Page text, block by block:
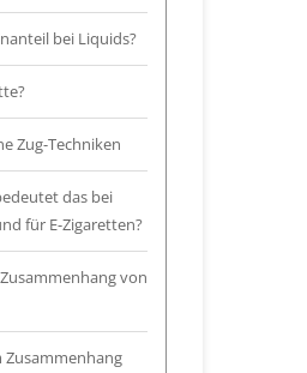
bei Liquids?
Zug-Techniken
das bei
für E-Zigaretten?
von
Zusammenhang